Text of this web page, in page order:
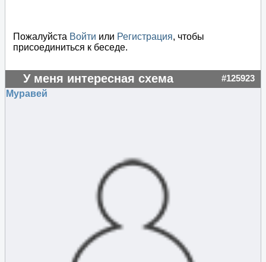
Пожалуйста Войти или Регистрация, чтобы
присоединиться к беседе.
У меня интересная схема #125923
Муравей